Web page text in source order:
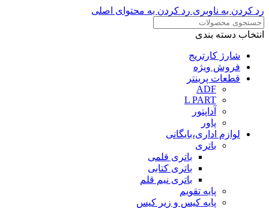
رد کردن به ناوبری رد کردن به محتوای اصلی
انتخاب دسته بندی
شارژ کارتریج
فروش ویژه
قطعات پرینتر
ADF
L PART
آداپتور
پاور
لوازم اداری،بایگانی
باتری
باتری قلمی
باتری کتابی
باتری نیم قلم
پایه تقویم
پایه کیس و زیر کیس